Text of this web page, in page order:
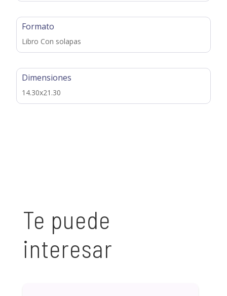
Formato
Libro Con solapas
Dimensiones
14.30x21.30
Te puede
interesar